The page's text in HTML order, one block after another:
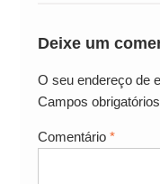
Deixe um
O seu endereço de
Campos
Comentário *